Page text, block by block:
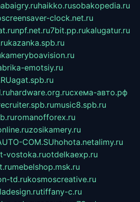
haikko.rusobakopedia.ru
screensaver-clock.net.ru
npf.net.ru7bit.pp.rukalugatur.ru
kazanka.spb.ru
kameryboavision.ru
emotsiy.ru
agat.spb.ru
hardware.org.ruсхема-авто.рф
music8.spb.ru
romanofforex.ru
zosikamery.ru
COM.SUhohota.netalimy.ru
vostoka.ruotdelkaexp.ru
mebelshop.msk.ru
td.rukosmoscreative.ru
tiffany-c.ru